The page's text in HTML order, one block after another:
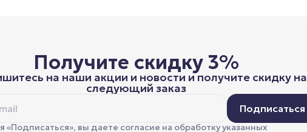
Получите скидку 3%
на наши акции и новости и получите скидку на
следующий заказ
Подписаться
«Подписаться», вы даете согласие на обработку указанных